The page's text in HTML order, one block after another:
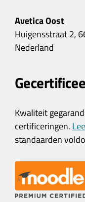
Avetica Oost
Huigensstraat 2,
Nederland
Kwaliteit
certificeringen.
standaarden